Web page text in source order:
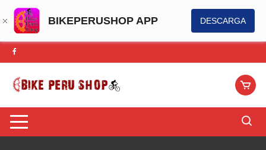
BIKEPERUSHOP APP DESCARGA
Saltar
al
contenido